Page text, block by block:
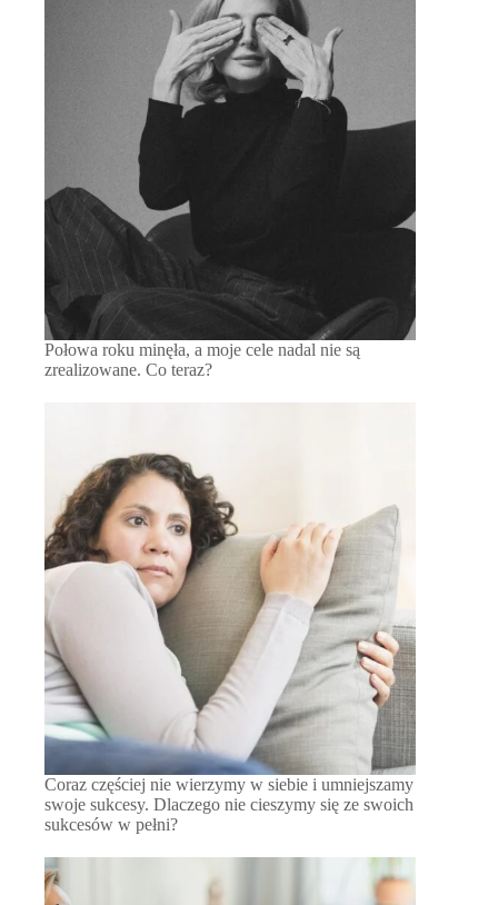
Połowa roku minęła, a moje cele nadal nie są
zrealizowane. Co teraz?
Coraz częściej nie wierzymy w siebie i umniejszamy
swoje sukcesy. Dlaczego nie cieszymy się ze swoich
sukcesów w pełni?